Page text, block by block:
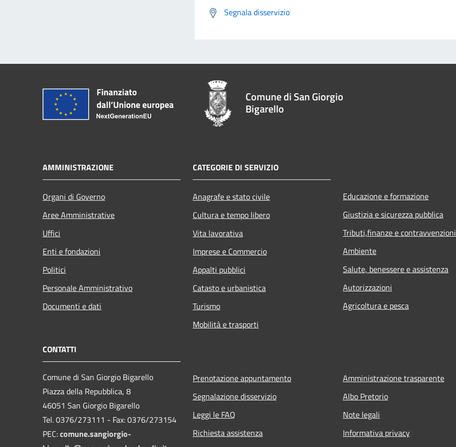
Segnala disservizio
Comune di San Giorgio
Bigarello
AMMINISTRAZIONE
Organi di Governo
Aree Amministrative
Uffici
Enti e fondazioni
Politici
Personale Amministrativo
Documenti e dati
CATEGORIE DI SERVIZIO
Anagrafe e stato civile
Cultura e tempo libero
Vita lavorativa
Imprese e Commercio
Appalti pubblici
Catasto e urbanistica
Turismo
Mobilità e trasporti
Educazione e formazione
Giustizia e sicurezza pubblica
Tributi,finanze e contravvenzioni
Ambiente
Salute, benessere e assistenza
Autorizzazioni
Agricoltura e pesca
CONTATTI
Comune di San Giorgio Bigarello
Piazza della Repubblica, 8
46051 San Giorgio Bigarello
Tel. 0376/273111 - Fax: 0376/273154
PEC:comune.sangiorgio-
Prenotazione appuntamento
Segnalazione disservizio
Leggi le FAQ
Richiesta assistenza
Amministrazione trasparente
Albo Pretorio
Note legali
Informativa privacy